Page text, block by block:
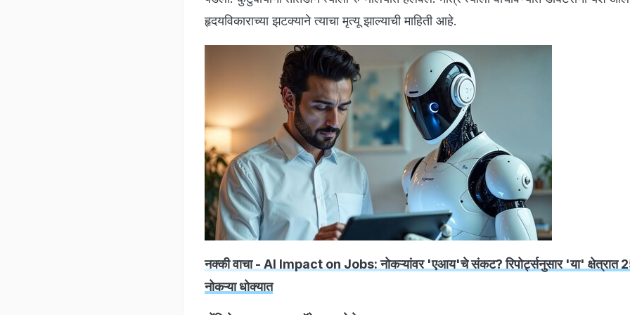
हृदयविकाराच्या झटक्याने त्याचा मृत्यू झाल्याची माहिती आहे.
नक्की वाचा - AI Impact on Jobs: नोकऱ्यांवर 'एआय'चे संकट? रिपोर्ट्सनुसार 'या' क्षेत्रात
नोकऱ्या धोक्यात